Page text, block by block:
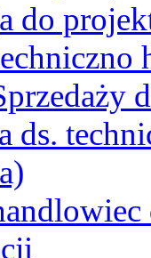
do
ds.